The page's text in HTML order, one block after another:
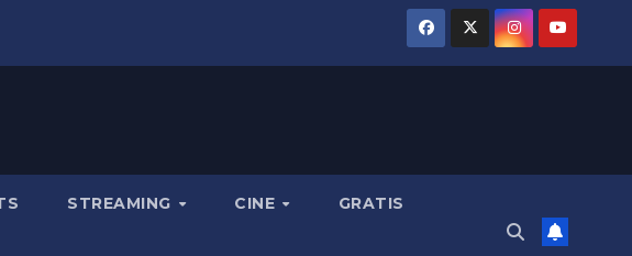
STREAMING CINE GRATIS